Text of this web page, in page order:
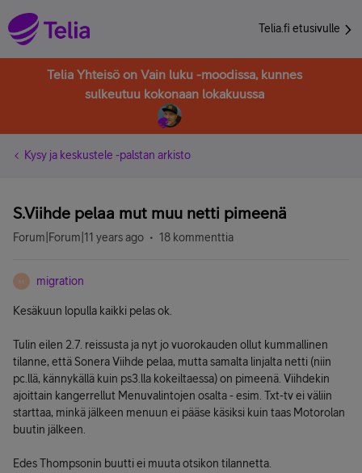
Telia.fi etusivulle
Telia Yhteisö on Vain luku -moodissa, kunnes
sulkeutuu kokonaan lokakuussa
Kysy ja keskustele -palstan arkisto
S.Viihde pelaa mut muu netti pimeenä
Forum|Forum|11 years ago 18 kommenttia
M migration
Kesäkuun lopulla kaikki pelas ok.
Tulin eilen 2.7. reissusta ja nyt jo vuorokauden ollut kummallinen
tilanne, että Sonera Viihde pelaa, mutta samalta linjalta netti (niin
pc.llä, kännykällä kuin ps3.lla kokeiltaessa) on pimeenä. Viihdekin
ajoittain kangerrellut Menuvalintojen osalta - esim. Txt-tv ei väliin
starttaa, minkä jälkeen menuun ei pääse käsiksi kuin taas Motorolan
buutin jälkeen.
Edes Thompsonin buutti ei muuta otsikon tilannetta.